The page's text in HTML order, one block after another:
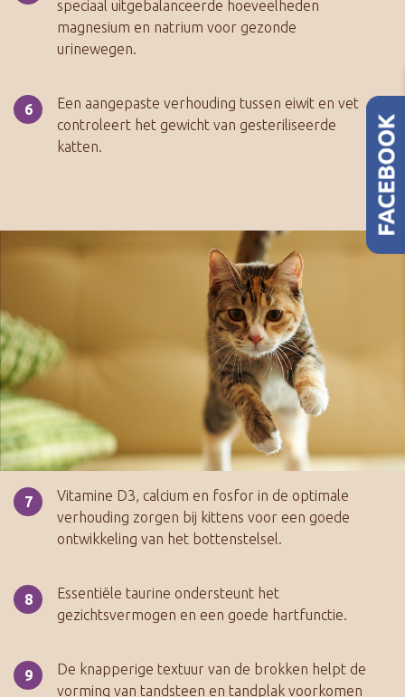
speciaal uitgebalanceerde hoeveelheden
magnesium en natrium voor gezonde
urinewegen.
Een aangepaste verhouding tussen eiwit en vet
controleert het gewicht van gesteriliseerde
katten.
Vitamine D3, calcium en fosfor in de optimale
verhouding zorgen bij kittens voor een goede
ontwikkeling van het bottenstelsel.
Essentiële taurine ondersteunt het
gezichtsvermogen en een goede hartfunctie.
De knapperige textuur van de brokken helpt de
vorming van tandsteen en tandplak voorkomen